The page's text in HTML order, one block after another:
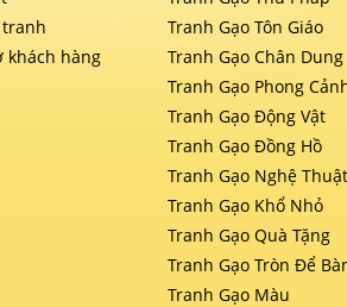
khách hàng
Tranh Gạo Tôn Giáo
Tranh Gạo Chân Dung
Tranh Gạo Phong
Tranh Gạo Động Vật
Tranh Gạo Đồng Hồ
Tranh Gạo Nghệ
Tranh Gạo Khổ Nhỏ
Tranh Gạo Quà Tặng
Tranh Gạo Tròn Để
Tranh Gạo Màu